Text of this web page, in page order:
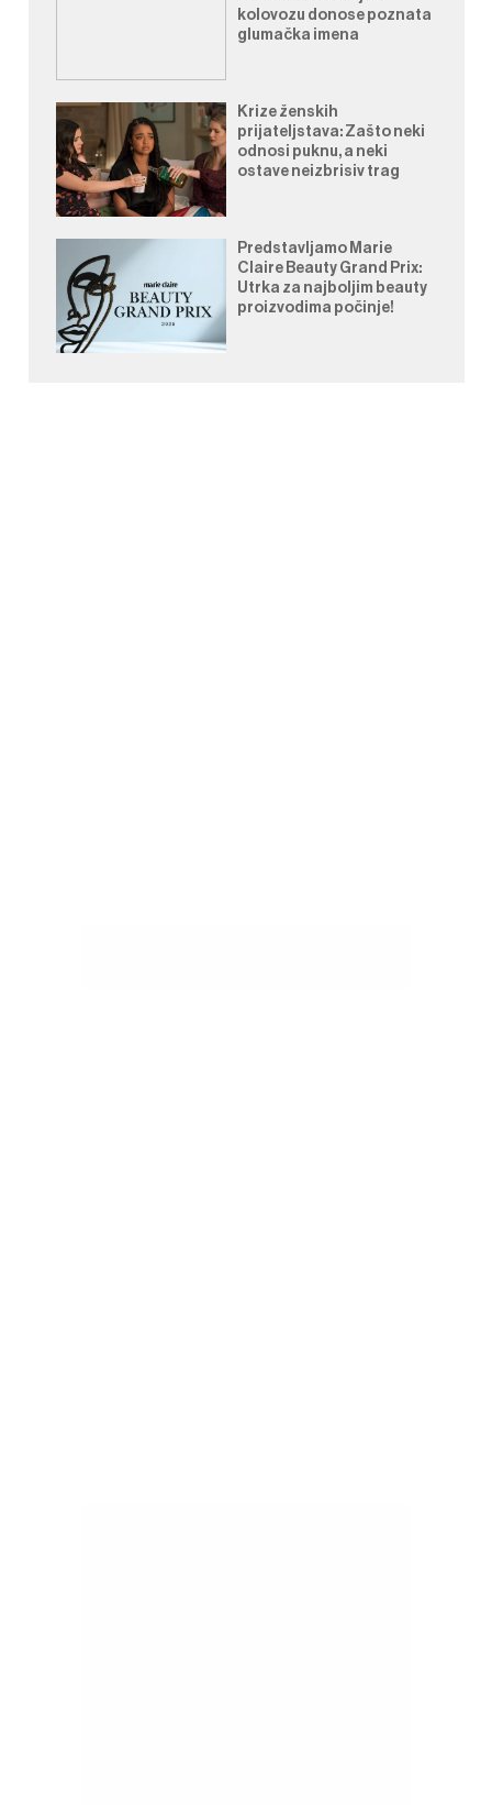
kolovozu donose poznata
glumačka imena
Krize ženskih
prijateljstava: Zašto neki
odnosi puknu, a neki
ostave neizbrisiv trag
Predstavljamo Marie
Claire Beauty Grand Prix:
Utrka za najboljim beauty
proizvodima počinje!